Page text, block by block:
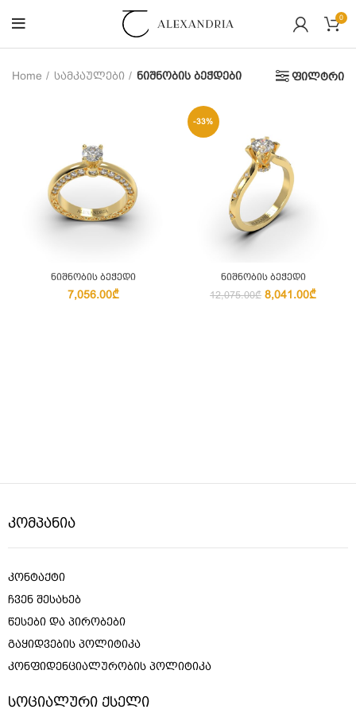
0
Home სამკაულები ნიშნობის ბეჭდები ფილტრი
ნიშნობის ბეჭედი
₾
-33%
ნიშნობის ბეჭედი
12,075.00₾ 8,041.00₾
ᲙᲝᲛᲞᲐᲜᲘᲐ
ᲙᲝᲜᲢᲐᲥᲢᲘ
ᲩᲕᲔᲜ ᲨᲔᲡᲐᲮᲔᲑ
ᲬᲔᲡᲔᲑᲘ ᲓᲐ ᲞᲘᲠᲝᲑᲔᲑᲘ
ᲒᲐᲧᲘᲓᲕᲔᲑᲘᲡ ᲞᲝᲚᲘᲢᲘᲙᲐ
ᲙᲝᲜᲤᲘᲓᲔᲜᲪᲘᲐᲚᲣᲠᲝᲑᲘᲡ ᲞᲝᲚᲘᲢᲘᲙᲐ
ᲡᲝᲪᲘᲐᲚᲣᲠᲘ ᲥᲡᲔᲚᲘ